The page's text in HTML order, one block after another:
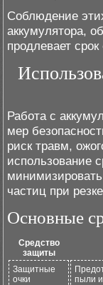
Соблюдение
аккумулятора,
продлевает
Работа с
мер
риск травм,
использование
частиц при
Основные
Средство
защиты
Защитные
очки
пыли и